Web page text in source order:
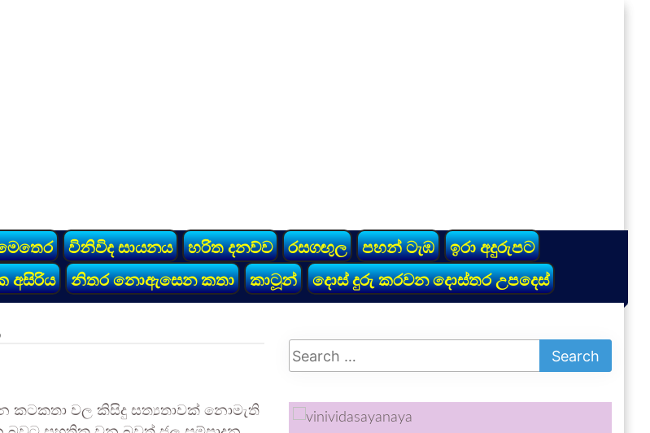
විනිවිද සායනය හරිත දනව්ව රසගඟුල පහන් ටැඹ
ඉරා අදුරුපට
අසිරිය නිතර නොඇසෙන කතා කාටූන් දොස් දුරු කරවන දොස්තර උපදෙස්
කටකතා වල කිසිදු සත්‍යතාවක් නොමැති